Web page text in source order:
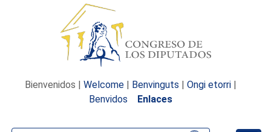
Bienvenidos | Welcome | Benvinguts | Ongi etorri |
Benvidos
Enlaces